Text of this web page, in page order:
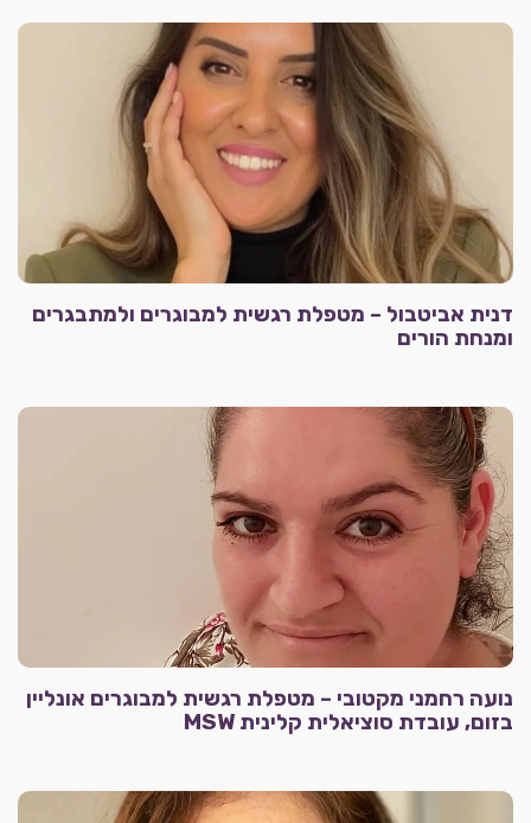
דנית אביטבול – מטפלת רגשית למבוגרים ולמתבגרים
ומנחת הורים
נועה רחמני מקטובי – מטפלת רגשית למבוגרים אונליין
בזום, עובדת סוציאלית קלינית MSW